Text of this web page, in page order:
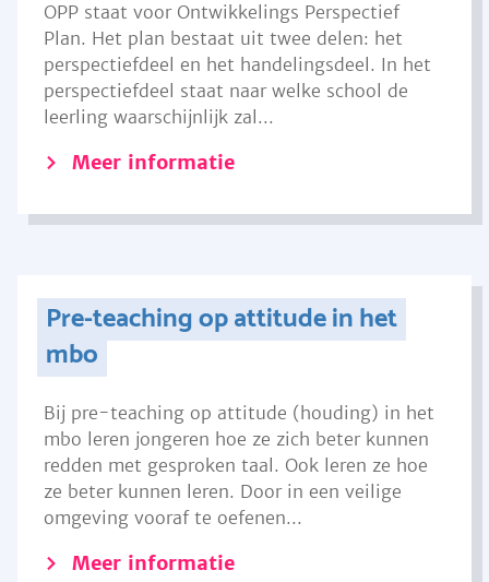
OPP staat voor Ontwikkelings Perspectief
Plan. Het plan bestaat uit twee delen: het
perspectiefdeel en het handelingsdeel. In het
perspectiefdeel staat naar welke school de
leerling waarschijnlijk zal...
Meer informatie
Pre-teaching op attitude in het
mbo
Bij pre-teaching op attitude (houding) in het
mbo leren jongeren hoe ze zich beter kunnen
redden met gesproken taal. Ook leren ze hoe
ze beter kunnen leren. Door in een veilige
omgeving vooraf te oefenen...
Meer informatie